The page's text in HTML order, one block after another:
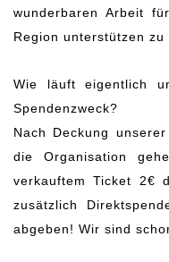
wunderbaren Arbeit
Region unterstützen zu
Wie läuft eigentlich
Spendenzweck?
Nach Deckung
die Organisation
verkauftem Ticket 2€
zusätzlich
abgeben! Wir sind